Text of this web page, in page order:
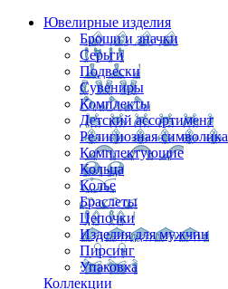
Ювелирные изделия
Броши и значки
Серьги
Подвески
Сувениры
Комплекты
Детский ассортимент
Религиозная символика
Комплектующие
Кольца
Колье
Браслеты
Цепочки
Изделия для мужчин
Пирсинг
Упаковка
Коллекции